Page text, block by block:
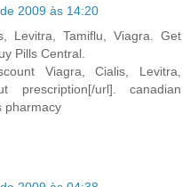
2009 às 14:20
Levitra, Tamiflu, Viagra. Get
Pills Central.
Viagra, Cialis, Levitra,
prescription[/url]. canadian
pharmacy